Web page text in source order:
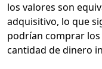
los valores son
adquisitivo, lo que
podrían comprar los
cantidad de dinero